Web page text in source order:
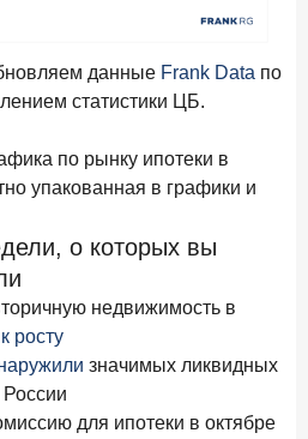
данные Frank Data по
статистики ЦБ.
по рынку ипотеки в
упакованная в графики и
о которых вы
недвижимость в
росту
значимых ликвидных
для ипотеки в октябре